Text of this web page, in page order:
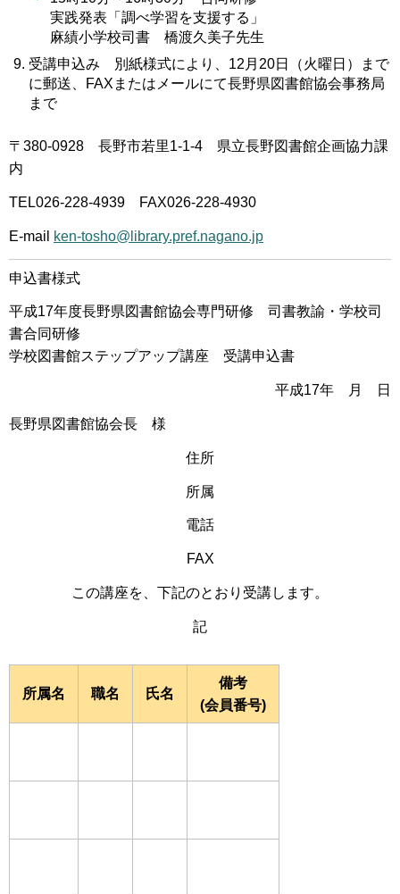
実践発表「調べ学習を支援する」
麻績小学校司書 橋渡久美子先生
受講申込み 別紙様式により、12月20日（火曜日）まで
に郵送、FAXまたはメールにて長野県図書館協会事務局
まで
〒380-0928 長野市若里1-1-4 県立長野図書館企画協力課
内
TEL026-228-4939 FAX026-228-4930
E-mail ken-tosho@library.pref.nagano.jp
申込書様式
平成17年度長野県図書館協会専門研修 司書教諭・学校司
書合同研修
学校図書館ステップアップ講座 受講申込書
平成17年 月 日
長野県図書館協会長 様
住所
所属
電話
FAX
この講座を、下記のとおり受講します。
記
所属名 職名 氏名
備考
(会員番号)